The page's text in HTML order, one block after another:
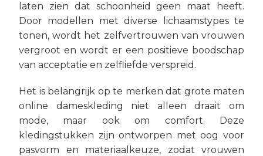
laten zien dat schoonheid geen maat heeft.
Door modellen met diverse lichaamstypes te
tonen, wordt het zelfvertrouwen van vrouwen
vergroot en wordt er een positieve boodschap
van acceptatie en zelfliefde verspreid.
Het is belangrijk op te merken dat grote maten
online dameskleding niet alleen draait om
mode, maar ook om comfort. Deze
kledingstukken zijn ontworpen met oog voor
pasvorm en materiaalkeuze, zodat vrouwen